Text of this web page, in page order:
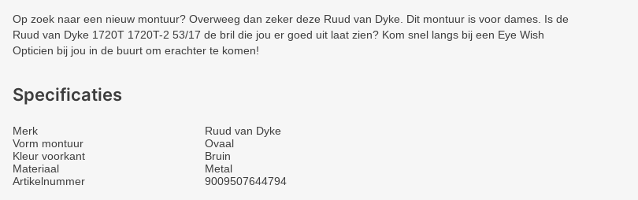
Op zoek naar een nieuw montuur? Overweeg dan zeker deze Ruud van Dyke. Dit montuur is voor dames. Is de
Ruud van Dyke 1720T 1720T-2 53/17 de bril die jou er goed uit laat zien? Kom snel langs bij een Eye Wish
Opticien bij jou in de buurt om erachter te komen!
Specificaties
Merk
Ruud van Dyke
Vorm montuur
Ovaal
Kleur voorkant
Bruin
Materiaal
Metal
Artikelnummer
9009507644794